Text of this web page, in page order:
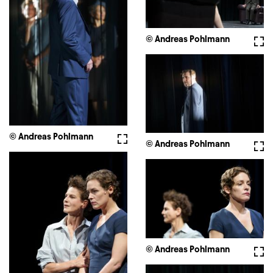
Fullscreen
© Andreas Pohlmann
© Andreas Pohlmann
© Andreas Pohlmann
© Andreas Pohlmann